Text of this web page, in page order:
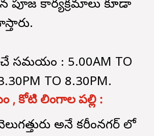
కార్యక్రమాలు కూడా
సమయం : 5.00AM TO
TO 8.30PM.
, కోటి లింగాల పల్లి :
అనే కరీంనగర్ లో